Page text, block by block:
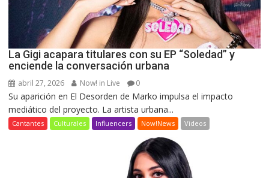
La Gigi acapara titulares con su EP “Soledad” y
enciende la conversación urbana
abril 27, 2026 Now! in Live 0
Su aparición en El Desorden de Marko impulsa el impacto
mediático del proyecto. La artista urbana...
Cantantes Culturales Influencers Now!News Videos